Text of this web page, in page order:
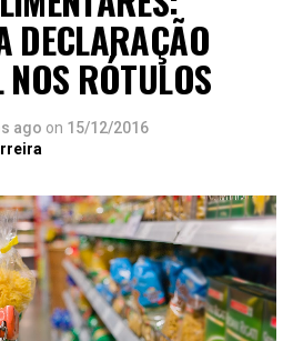
DECLARAÇÃO
RÓTULOS
ago on 15/12/2016